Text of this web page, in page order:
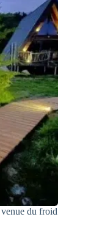
du froid